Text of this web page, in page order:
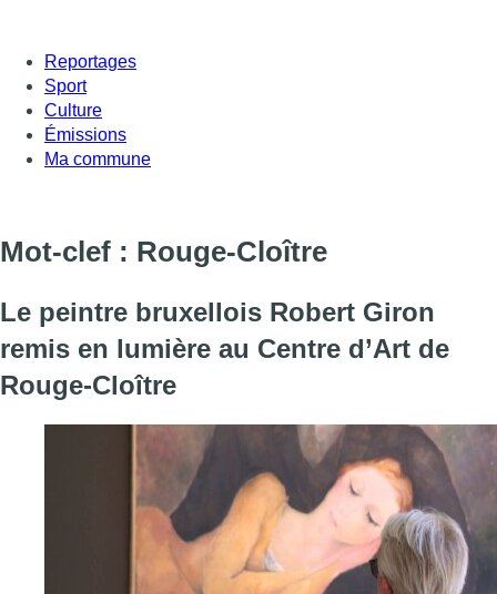
Reportages
Sport
Culture
Émissions
Ma commune
Mot-clef : Rouge-Cloître
Le peintre bruxellois Robert Giron
remis en lumière au Centre d’Art de
Rouge-Cloître